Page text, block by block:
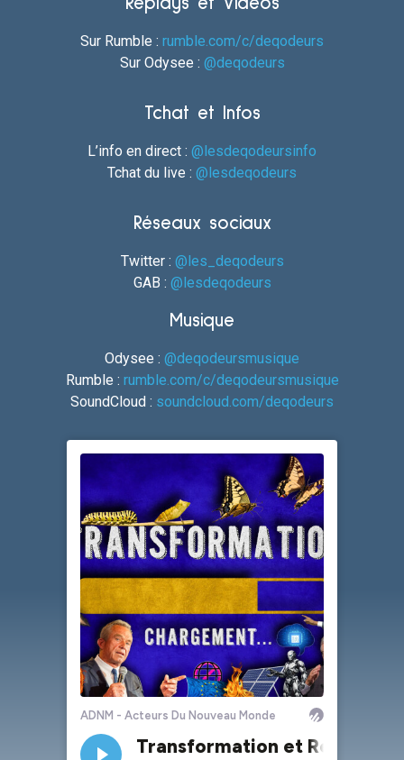
Sur Rumble : rumble.com/c/deqodeurs
Sur Odysee : @deqodeurs
Tchat et Infos
L’info en direct : @lesdeqodeursinfo
Tchat du live : @lesdeqodeurs
Réseaux sociaux
Twitter : @les_deqodeurs
GAB : @lesdeqodeurs
Musique
Odysee : @deqodeursmusique
Rumble : rumble.com/c/deqodeursmusique
SoundCloud : soundcloud.com/deqodeurs